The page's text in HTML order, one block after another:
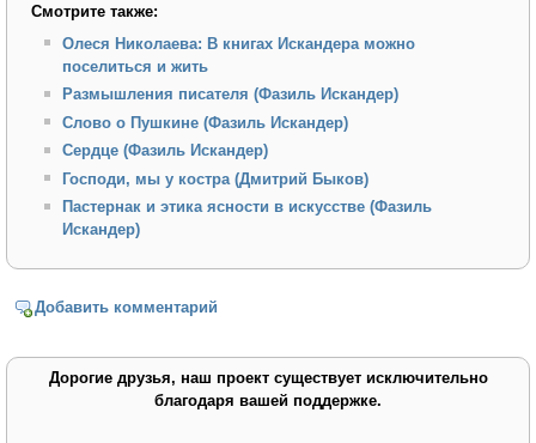
Смотрите также:
Олеся Николаева: В книгах Искандера можно
поселиться и жить
Размышления писателя (Фазиль Искандер)
Слово о Пушкине (Фазиль Искандер)
Сердце (Фазиль Искандер)
Господи, мы у костра (Дмитрий Быков)
Пастернак и этика ясности в искусстве (Фазиль
Искандер)
Добавить комментарий
Дорогие друзья, наш проект существует исключительно
благодаря вашей поддержке.